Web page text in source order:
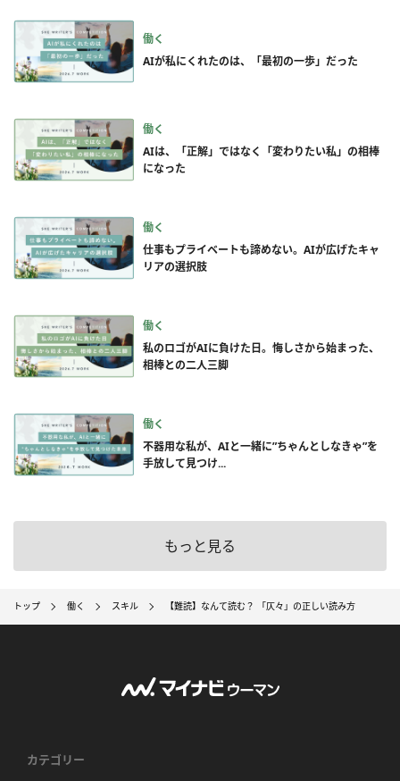
働く
AIが私にくれたのは、「最初の一歩」だった
働く
AIは、「正解」ではなく「変わりたい私」の相棒
になった
働く
仕事もプライベートも諦めない。AIが広げたキャ
リアの選択肢
働く
私のロゴがAIに負けた日。悔しさから始まった、
相棒との二人三脚
働く
不器用な私が、AIと一緒に”ちゃんとしなきゃ”を
手放して見つけ...
もっと見る
トップ 働く スキル 【難読】なんて読む？ 「仄々」の正しい読み方
カテゴリー